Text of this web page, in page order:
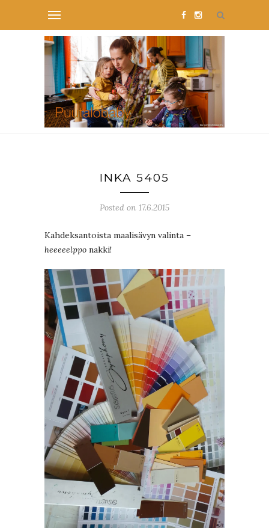
INKA 5405
Posted on 17.6.2015
Kahdeksantoista maalisävyn valinta –
heeeeelppo nakki!